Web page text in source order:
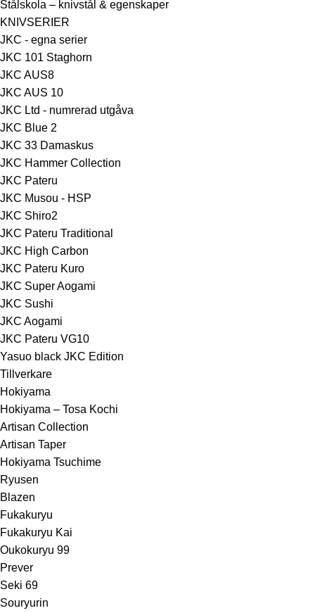
Stålskola – knivstål & egenskaper
KNIVSERIER
JKC - egna serier
JKC 101 Staghorn
JKC AUS8
JKC AUS 10
JKC Ltd - numrerad utgåva
JKC Blue 2
JKC 33 Damaskus
JKC Hammer Collection
JKC Pateru
JKC Musou - HSP
JKC Shiro2
JKC Pateru Traditional
JKC High Carbon
JKC Pateru Kuro
JKC Super Aogami
JKC Sushi
JKC Aogami
JKC Pateru VG10
Yasuo black JKC Edition
Tillverkare
Hokiyama
Hokiyama – Tosa Kochi
Artisan Collection
Artisan Taper
Hokiyama Tsuchime
Ryusen
Blazen
Fukakuryu
Fukakuryu Kai
Oukokuryu 99
Prever
Seki 69
Souryurin